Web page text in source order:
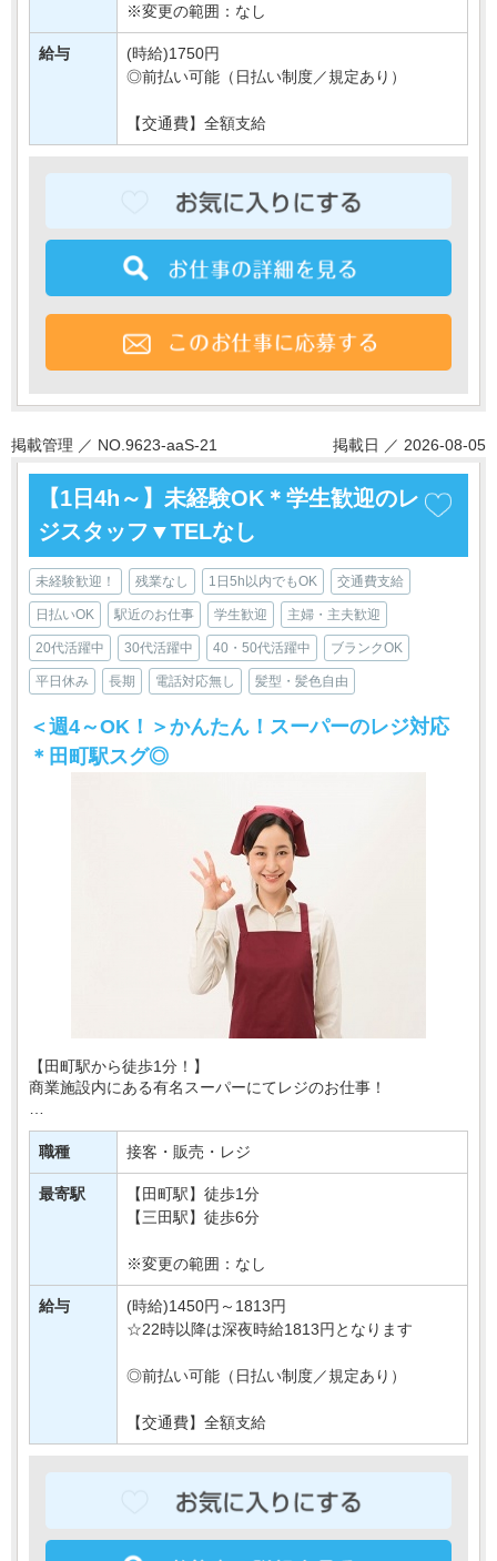
※変更の範囲：なし
給与
(時給)1750円
◎前払い可能（日払い制度／規定あり）
【交通費】全額支給
掲載管理 ／ NO.9623-aaS-21 掲載日 ／ 2026-08-05
【1日4h～】未経験OK＊学生歓迎のレ
ジスタッフ▼TELなし
未経験歓迎！ 残業なし 1日5h以内でもOK 交通費支給
日払いOK 駅近のお仕事 学生歓迎 主婦・主夫歓迎
20代活躍中 30代活躍中 40・50代活躍中 ブランクOK
平日休み 長期 電話対応無し 髪型・髪色自由
＜週4～OK！＞かんたん！スーパーのレジ対応
＊田町駅スグ◎
【田町駅から徒歩1分！】
商業施設内にある有名スーパーにてレジのお仕事！
あなたには、レジでの商品の清算や、
買い物かごの片付けなどをおまかせ♪
とってもシンプルなお仕事なので
はじめてさんでも安心・・・
職種 接客・販売・レジ
最寄駅
【田町駅】徒歩1分
【三田駅】徒歩6分
※変更の範囲：なし
給与
(時給)1450円～1813円
☆22時以降は深夜時給1813円となります
◎前払い可能（日払い制度／規定あり）
【交通費】全額支給